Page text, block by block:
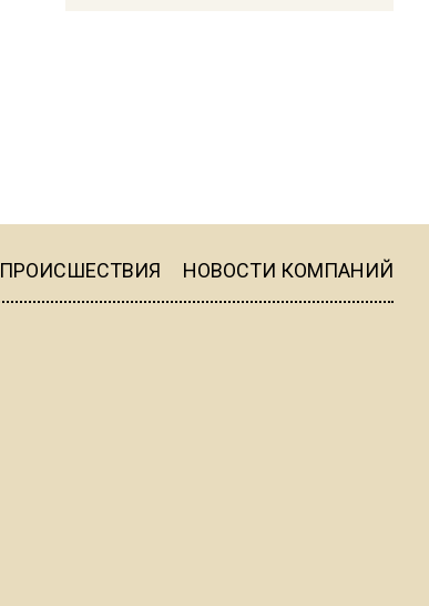
В Москве 2 августа
ограничат движение на
ПРОИСШЕСТВИЯ НОВОСТИ КОМПАНИЙ